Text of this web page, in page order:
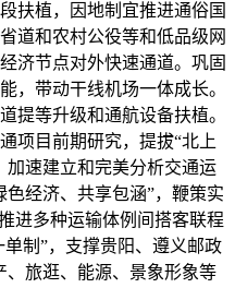
扶植，因地制宜推进通俗国
道和农村公役等和低品级网
济节点对外快速通道。巩固
，带动干线机场一体成长。
提等升级和通航设备扶植。
项目前期研究，提拔“北上
加速建立和完美分析交通运
经济、共享包涵”，鞭策实
进多种运输体例间搭客联程
制”，支撑贵阳、遵义邮政
、旅逛、能源、景象形象等